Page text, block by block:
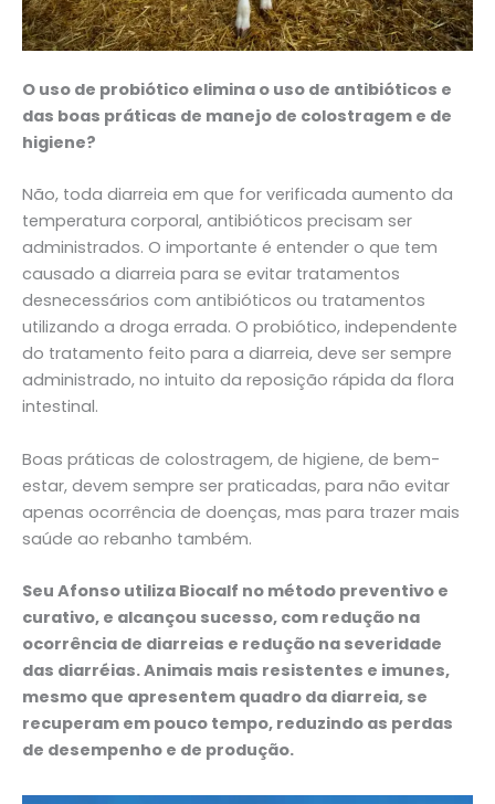
O uso de probiótico elimina o uso de antibióticos e
das boas práticas de manejo de colostragem e de
higiene?
Não, toda diarreia em que for verificada aumento da
temperatura corporal, antibióticos precisam ser
administrados. O importante é entender o que tem
causado a diarreia para se evitar tratamentos
desnecessários com antibióticos ou tratamentos
utilizando a droga errada. O probiótico, independente
do tratamento feito para a diarreia, deve ser sempre
administrado, no intuito da reposição rápida da flora
intestinal.
Boas práticas de colostragem, de higiene, de bem-
estar, devem sempre ser praticadas, para não evitar
apenas ocorrência de doenças, mas para trazer mais
saúde ao rebanho também.
Seu Afonso utiliza Biocalf no método preventivo e
curativo, e alcançou sucesso, com redução na
ocorrência de diarreias e redução na severidade
das diarréias. Animais mais resistentes e imunes,
mesmo que apresentem quadro da diarreia, se
recuperam em pouco tempo, reduzindo as perdas
de desempenho e de produção.